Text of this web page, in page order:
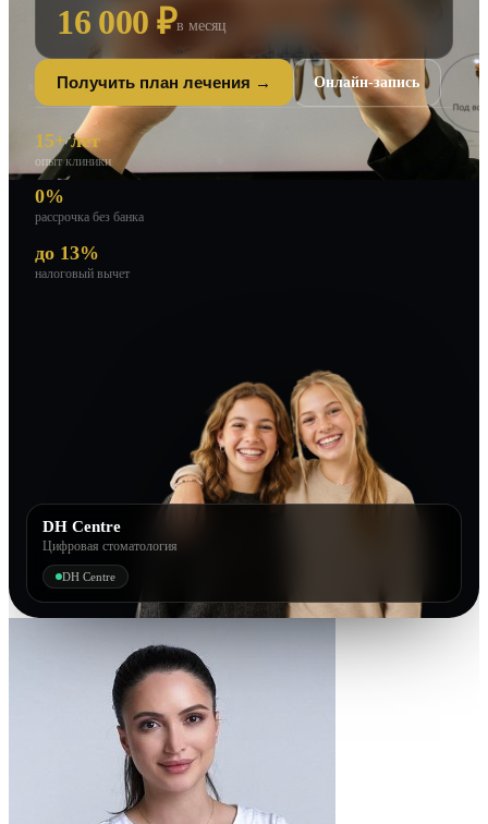
16 000 ₽в месяц
Получить план лечения → Онлайн-запись
15+ лет
опыт клиники
0%
рассрочка без банка
до 13%
налоговый вычет
DH Centre
Цифровая стоматология
DH Centre